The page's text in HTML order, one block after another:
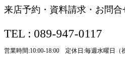
来店予約・資料請求・お問合
TEL : 089-947-0117
営業時間:10:00-18:00 定休日:毎週水曜日（